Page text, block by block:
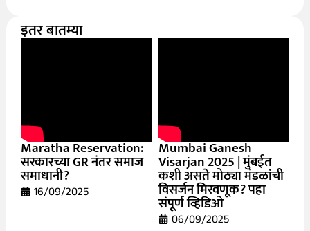
इतर बातम्या
Maratha Reservation:
सरकारच्या GR नंतर समाज
समाधानी?
16/09/2025
Mumbai Ganesh
Visarjan 2025 | मुंबईत
कशी असते मोठ्या मंडळांची
विसर्जन मिरवणूक? पहा
संपूर्ण व्हिडिओ
06/09/2025